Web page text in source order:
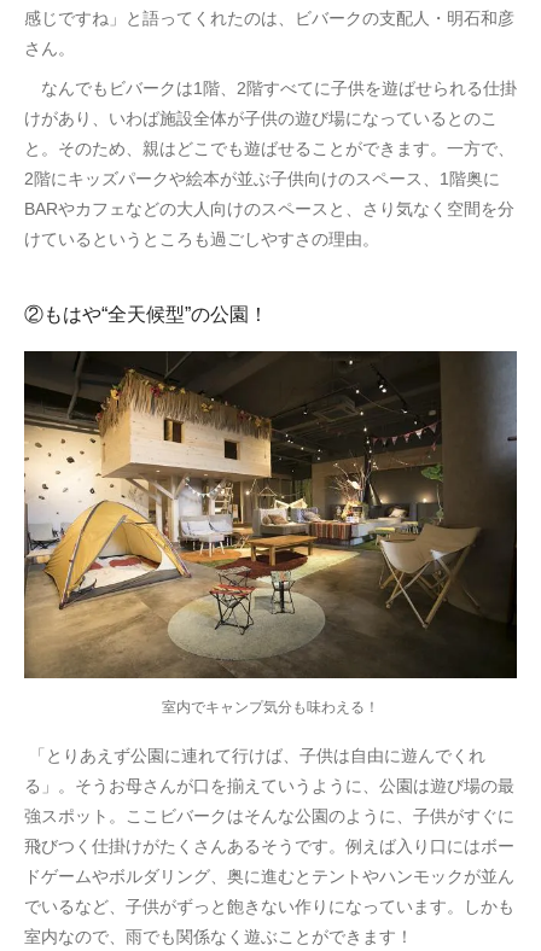
感じですね」と語ってくれたのは、ビバークの支配人・明石和彦
さん。
なんでもビバークは1階、2階すべてに子供を遊ばせられる仕掛
けがあり、いわば施設全体が子供の遊び場になっているとのこ
と。そのため、親はどこでも遊ばせることができます。一方で、
2階にキッズパークや絵本が並ぶ子供向けのスペース、1階奥に
BARやカフェなどの大人向けのスペースと、さり気なく空間を分
けているというところも過ごしやすさの理由。
②もはや“全天候型”の公園！
室内でキャンプ気分も味わえる！
「とりあえず公園に連れて行けば、子供は自由に遊んでくれ
る」。そうお母さんが口を揃えていうように、公園は遊び場の最
強スポット。ここビバークはそんな公園のように、子供がすぐに
飛びつく仕掛けがたくさんあるそうです。例えば入り口にはボー
ドゲームやボルダリング、奥に進むとテントやハンモックが並ん
でいるなど、子供がずっと飽きない作りになっています。しかも
室内なので、雨でも関係なく遊ぶことができます！